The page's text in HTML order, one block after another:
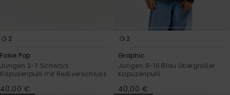
2
Fakie Pop
Jungen 2-7 Schwarz
Kapuzenpulli mit Reißverschluss
40,00 €
2
Graphic
Jungen 8-16 Blau Übergroßer
Kapuzenpulli
40,00 €